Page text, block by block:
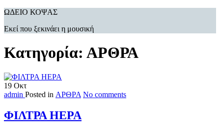
ΩΔΕΙΟ ΚΟΨΑΣ
Εκεί που ξεκινάει η μουσική
Κατηγορία: ΑΡΘΡΑ
19 Οκτ
admin Posted in ΑΡΘΡΑ No comments
ΦΙΛΤΡΑ HEPA